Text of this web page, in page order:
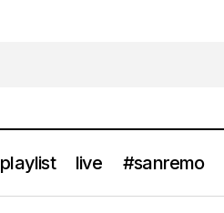
playlist live #sanremo